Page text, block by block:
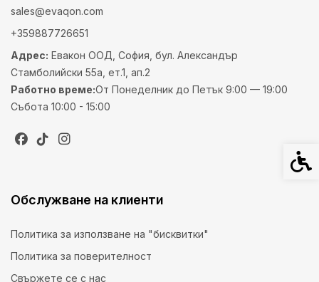
sales@evaqon.com
+359887726651
Адрес: Евакон ООД, София, бул. Александър
Стамболийски 55а, ет.1, ап.2
Работно време:От Понеделник до Петък 9:00 — 19:00
Събота 10:00 - 15:00
Обслужване на клиенти
Политика за използване на "бисквитки"
Политика за поверителност
Свържете се с нас